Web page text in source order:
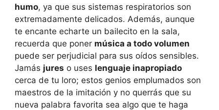
humo, ya que sus sistemas respiratorios son
extremadamente delicados. Además, aunque
te encante echarte un bailecito en la sala,
recuerda que poner música a todo volumen
puede ser perjudicial para sus oídos sensibles.
Jamás jures o uses lenguaje inapropiado
cerca de tu loro; estos genios emplumados son
maestros de la imitación y no querrás que su
nueva palabra favorita sea algo que te haga